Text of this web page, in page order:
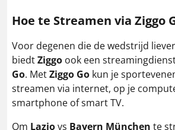
Hoe te Streamen via Ziggo
Voor degenen die de wedstrijd
biedtZiggo ook een
Go. MetZiggo Go kun je
streamen via internet, op je
smartphone of smart TV.
Om Laziovs Bayern München te